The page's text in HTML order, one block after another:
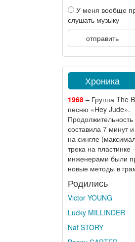
У меня вообще
слушать музыку
отправить
Хроника
1968– Группа The
песню «Hey Jude».
Продолжительность
составила 7 минут
на сингле
трека на пластинке
инженерами были
новые методы в
Родились
Victor YOUNG
Lucky MILLINDER
Nat STORY